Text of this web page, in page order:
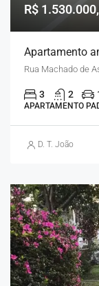
R$
Rua Machado de
3 2
APARTAMENTO
D. T. João